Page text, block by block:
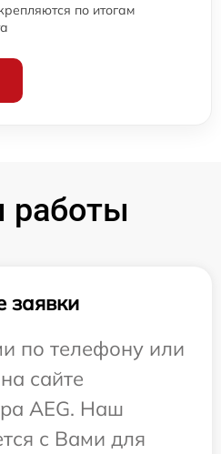
по итогам
работы
заявки
по телефону или
сайте
AEG. Наш
с Вами для